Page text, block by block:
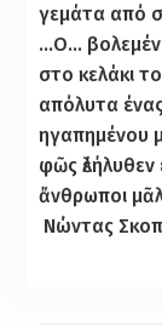
γεμάτα από
…Ο…
στο κελάκι
απόλυτα
ηγαπημένου
φῶς
ἄνθρωποι
Νώντας